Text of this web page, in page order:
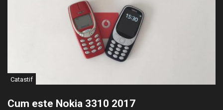
Catastif
Cum este Nokia 3310 2017